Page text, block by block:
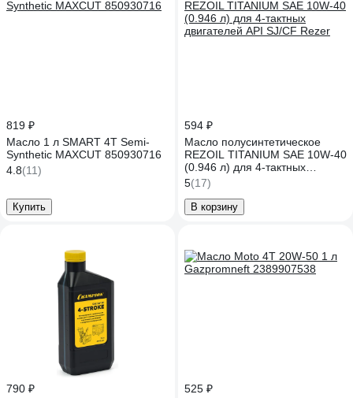
819 ₽
Масло 1 л SMART 4T Semi-
Synthetic MAXCUT 850930716
4.8(11)
Купить
594 ₽
Масло полусинтетическое
REZOIL TITANIUM SAE 10W-40
(0.946 л) для 4-тактных
двигателей API SJ/CF Rezer
5(17)
В корзину
790 ₽
525 ₽